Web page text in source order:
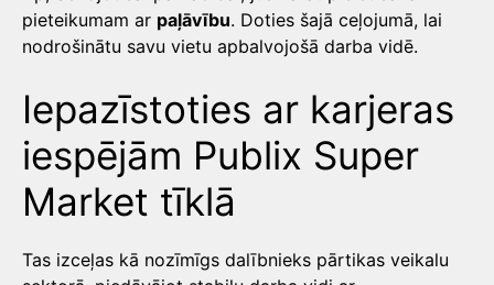
pieteikumam ar paļāvību. Doties šajā ceļojumā, lai
nodrošinātu savu vietu apbalvojošā darba vidē.
Iepazīstoties ar karjeras
iespējām Publix Super
Market tīklā
Tas izceļas kā nozīmīgs dalībnieks pārtikas veikalu